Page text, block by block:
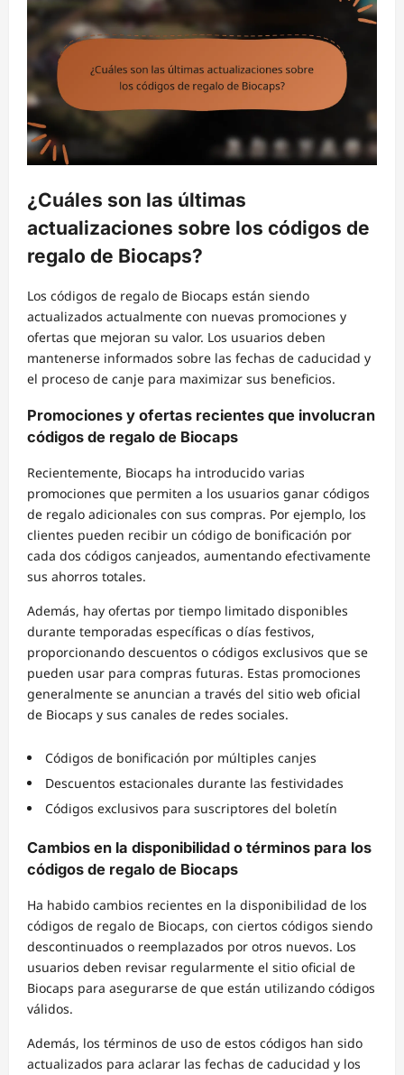
¿Cuáles son las últimas
actualizaciones sobre los códigos de
regalo de Biocaps?
Los códigos de regalo de Biocaps están siendo
actualizados actualmente con nuevas promociones y
ofertas que mejoran su valor. Los usuarios deben
mantenerse informados sobre las fechas de caducidad y
el proceso de canje para maximizar sus beneficios.
Promociones y ofertas recientes que involucran
códigos de regalo de Biocaps
Recientemente, Biocaps ha introducido varias
promociones que permiten a los usuarios ganar códigos
de regalo adicionales con sus compras. Por ejemplo, los
clientes pueden recibir un código de bonificación por
cada dos códigos canjeados, aumentando efectivamente
sus ahorros totales.
Además, hay ofertas por tiempo limitado disponibles
durante temporadas específicas o días festivos,
proporcionando descuentos o códigos exclusivos que se
pueden usar para compras futuras. Estas promociones
generalmente se anuncian a través del sitio web oficial
de Biocaps y sus canales de redes sociales.
Códigos de bonificación por múltiples canjes
Descuentos estacionales durante las festividades
Códigos exclusivos para suscriptores del boletín
Cambios en la disponibilidad o términos para los
códigos de regalo de Biocaps
Ha habido cambios recientes en la disponibilidad de los
códigos de regalo de Biocaps, con ciertos códigos siendo
descontinuados o reemplazados por otros nuevos. Los
usuarios deben revisar regularmente el sitio oficial de
Biocaps para asegurarse de que están utilizando códigos
válidos.
Además, los términos de uso de estos códigos han sido
actualizados para aclarar las fechas de caducidad y los